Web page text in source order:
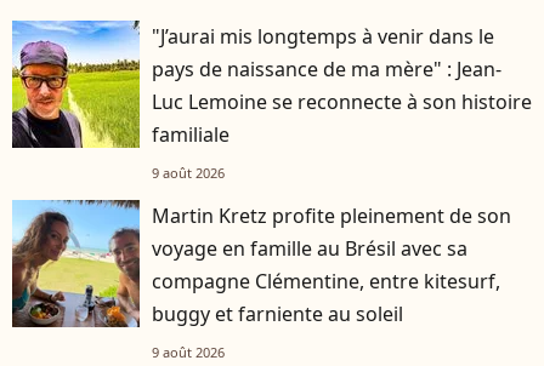
"J’aurai mis longtemps à venir dans le
pays de naissance de ma mère" : Jean-
Luc Lemoine se reconnecte à son histoire
familiale
9 août 2026
Martin Kretz profite pleinement de son
voyage en famille au Brésil avec sa
compagne Clémentine, entre kitesurf,
buggy et farniente au soleil
9 août 2026